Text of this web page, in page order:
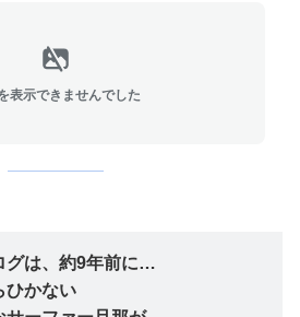
表示できませんでした
グは、約9年前に…
ひかない